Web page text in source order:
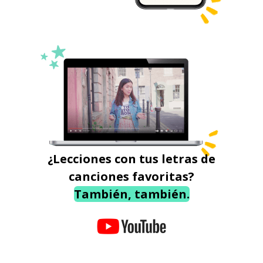
¿Lecciones con tus letras de
canciones favoritas?
También, también.